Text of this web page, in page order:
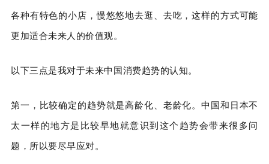
各种有特色的小店，慢悠悠地去逛、去吃，这样的方式可能
更加适合未来人的价值观。
以下三点是我对于未来中国消费趋势的认知。
第一，比较确定的趋势就是高龄化、老龄化。中国和日本不
太一样的地方是比较早地就意识到这个趋势会带来很多问
题，所以要尽早应对。